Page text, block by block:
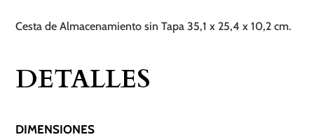
Cesta de Almacenamiento sin Tapa 35,1 x 25,4 x 10,2 cm.
DETALLES
DIMENSIONES